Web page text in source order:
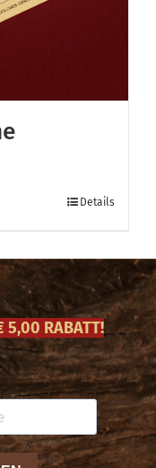
Details
5,00 RABATT!